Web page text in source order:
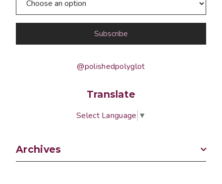
@polishedpolyglot
Translate
Select Language ▼
Archives